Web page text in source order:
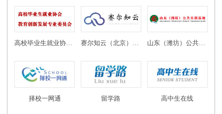
高校毕业生就业协会教育创新发展专业委员会 赛尔知云（北京）教育科技有限公司 山东（潍坊）公共实训基地
择校一网通 留学路 高中生在线